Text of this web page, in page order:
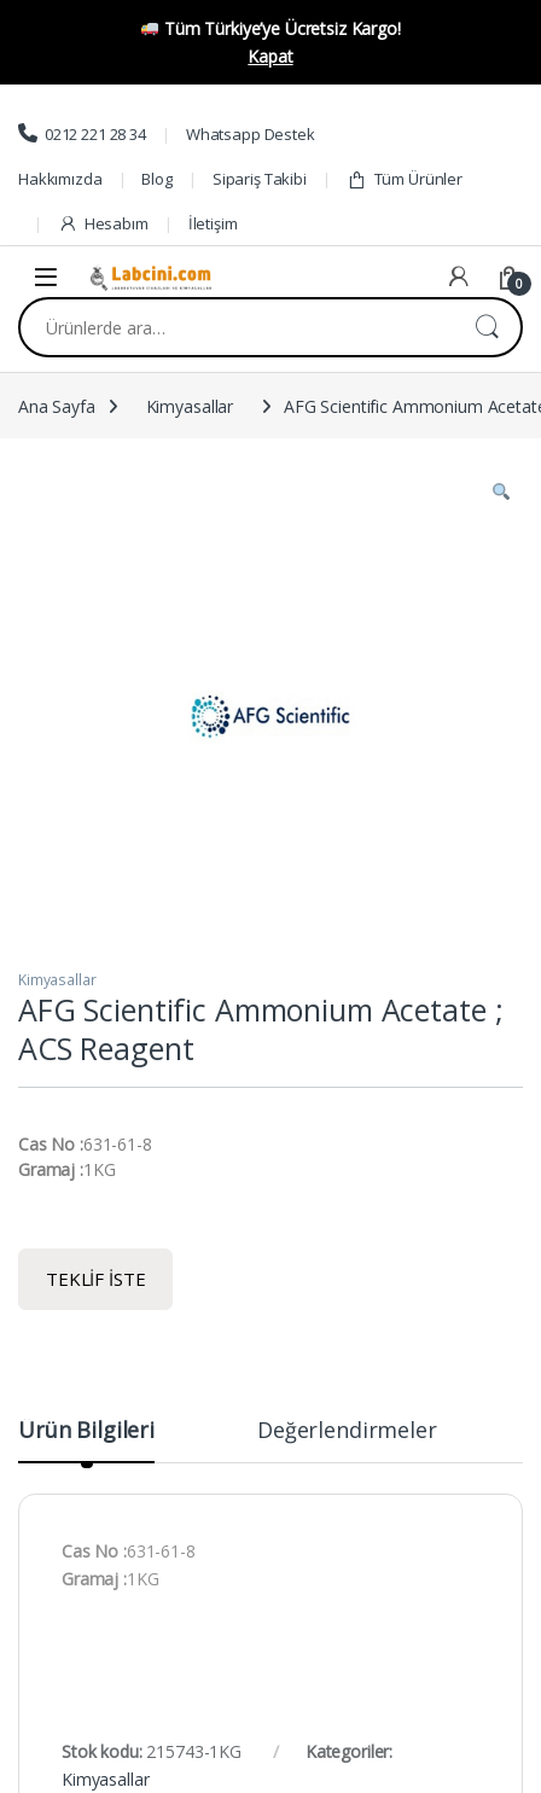
Tüm Türkiye’ye Ücretsiz Kargo!
Kapat
Skip to navigation
Skip to content
0212 221 28 34 Whatsapp Destek
Hakkımızda Blog Sipariş Takibi Tüm Ürünler
Hesabım İletişim
0
Ara:
Ana Sayfa Kimyasallar AFG Scientific Ammonium
Kimyasallar
AFG Scientific Ammonium Acetate ;
ACS Reagent
Cas No :631-61-8
Gramaj :1KG
TEKLIF İSTE
Ürün Bilgileri Değerlendirmeler
Cas No :631-61-8
Gramaj :1KG
Stok kodu: 215743-1KG
Kategoriler:
Kimyasallar